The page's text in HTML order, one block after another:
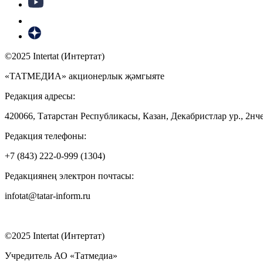
©2025 Intertat (Интертат)
«ТАТМЕДИА» акционерлык җәмгыяте
Редакция адресы:
420066, Татарстан Республикасы, Казан, Декабристлар ур.,
Редакция телефоны:
+7 (843) 222-0-999 (1304)
Редакциянең электрон почтасы:
infotat@tatar-inform.ru
©2025 Intertat (Интертат)
Учредитель АО «Татмедиа»